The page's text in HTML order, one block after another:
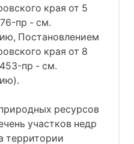
края от 5
пр - см.
Постановлением
края от 8
пр - см.
ресурсов
участков недр
территории